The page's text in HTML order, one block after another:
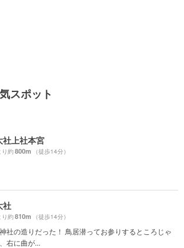
スポット
社上社本宮
り約800m （徒歩14分）
社
り約810m （徒歩14分）
社の造りだった！ 鳥居潜ってお参りするところじゃ
右に曲が...